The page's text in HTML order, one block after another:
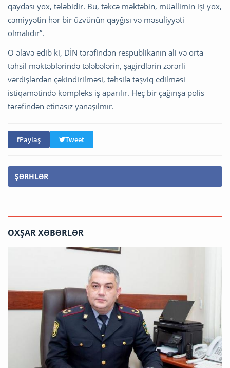
qaydası yox, tələbidir. Bu, təkcə məktəbin, müəllimin işi yox,
cəmiyyətin hər bir üzvünün qayğısı və məsuliyyəti
olmalıdır”.
O əlavə edib ki, DİN tərəfindən respublikanın ali və orta
təhsil məktəblərində tələbələrin, şagirdlərin zərərli
vərdişlərdən çəkindirilməsi, təhsilə təşviq edilməsi
istiqamətində kompleks iş aparılır. Heç bir çağırışa polis
tərəfindən etinasız yanaşılmır.
Paylaş Tweet
ŞƏRHLƏR
OXŞAR XƏBƏRLƏR